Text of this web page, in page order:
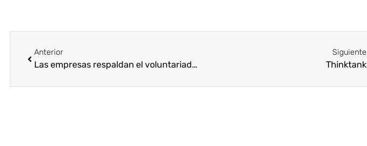
Anterior
Las empresas respaldan el voluntariado corporativo como clave del éxito
Siguiente
Thinktank